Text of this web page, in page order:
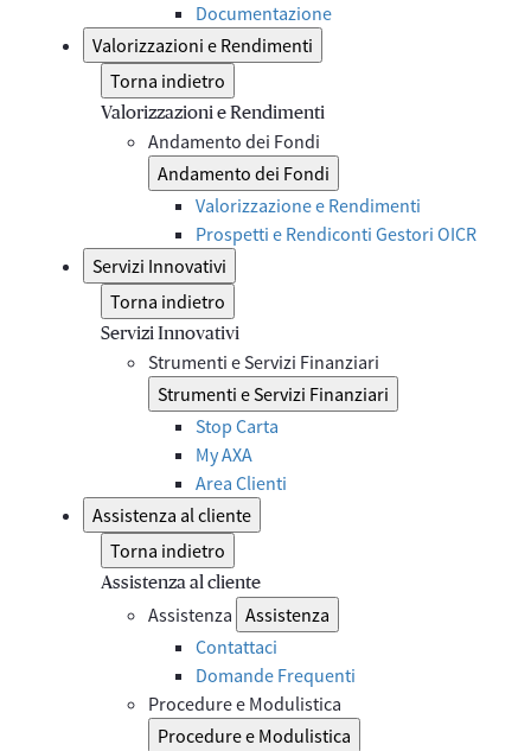
Documentazione
Valorizzazioni e Rendimenti
Torna indietro
Valorizzazioni e Rendimenti
Andamento dei Fondi
Andamento dei Fondi
Valorizzazione e Rendimenti
Prospetti e Rendiconti Gestori OICR
Servizi Innovativi
Torna indietro
Servizi Innovativi
Strumenti e Servizi Finanziari
Strumenti e Servizi Finanziari
Stop Carta
My AXA
Area Clienti
Assistenza al cliente
Torna indietro
Assistenza al cliente
Assistenza Assistenza
Contattaci
Domande Frequenti
Procedure e Modulistica
Procedure e Modulistica